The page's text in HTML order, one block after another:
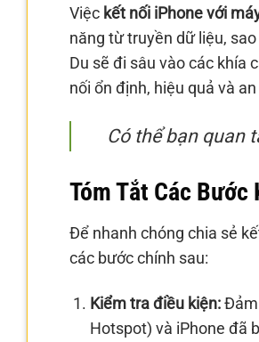
Việc kết nối iPhone với
năng từ truyền dữ liệu,
Du sẽ đi sâu vào các khía
nối ổn định, hiệu quả và
Có thể bạn quan
Tóm Tắt Các Bước
Để nhanh chóng chia sẻ
các bước chính sau:
Kiểm tra điều kiện:Đảm
Hotspot) và iPhone đã